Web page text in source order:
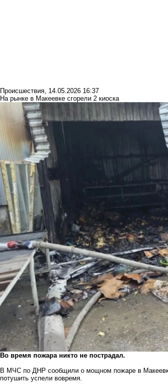
Происшествия 14.05.2026 16:37
На рынке в Макеевке сгорели 2 киоска
Во время пожара никто не пострадал.
В МЧС по ДНР сообщили о мощном пожаре в
потушить успели вовремя.